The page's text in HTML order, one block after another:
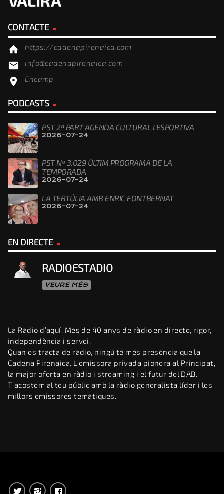
CONTACTE
home https://cadenapirenaica.com
email info@cadenapirenaica.com
location_on Encamp
PODCASTS
PST 2ª PART AGENDA CULTURAL I ESPORTIVA
2026-07-24
PST Nº 3.029 ÚLTIM PROGRAMA DE LA
TEMPORADA
2026-07-24
LA TERTÚLIA AMB ENRIC FONTBERNAT
2026-07-24
EN DIRECTE
RADIOESTADIO
VEURE MÉS
La Ràdio d’aquí. Més de 40 anys de ràdio en directe, rigor,
independència i servei.
Quan es tracta de ràdio, ningú té més presència que la
Cadena Pirenaica. L’emissora privada pionera al Principat,
la major oferta en ràdio i streaming i el futur del DAB.
T’acostem al teu públic amb la ràdio generalista líder i les
millors emissores temàtiques.